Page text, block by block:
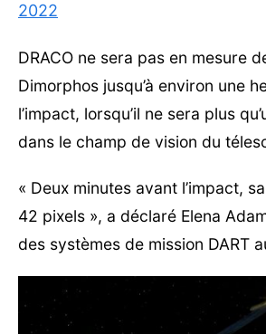
2022
DRACO ne sera pas en mesure
Dimorphos jusqu’à environ une
l’impact, lorsqu’il ne sera plus
dans le champ de vision du
« Deux minutes avant l’impact,
42 pixels », a déclaré Elena
des systèmes de mission DART